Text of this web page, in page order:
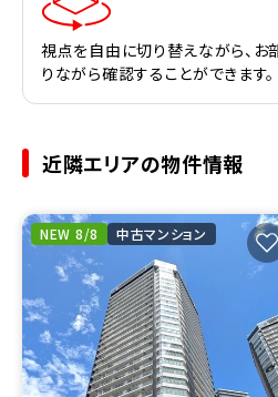
視点を自由に切り替えながら、
りながら確認することができます。
近隣エリアの物件情報
NEW 8/8 中古マンション